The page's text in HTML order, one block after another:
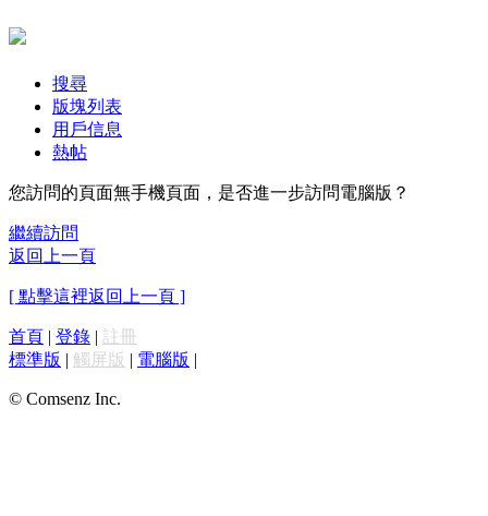
搜尋
版塊列表
用戶信息
熱帖
您訪問的頁面無手機頁面，是否進一步訪問電腦版？
繼續訪問
返回上一頁
[ 點擊這裡返回上一頁 ]
首頁 | 登錄 | 註冊
標準版 | 觸屏版 | 電腦版 |
© Comsenz Inc.